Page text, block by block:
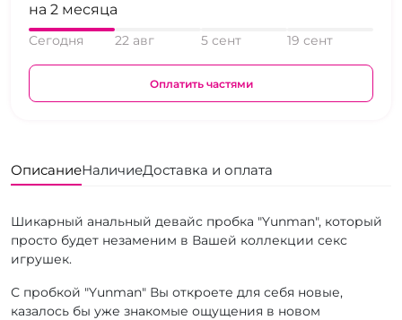
на 2 месяца
Сегодня 22 авг 5 сент 19 сент
Оплатить частями
ОписаниеНаличиеДоставка и оплата
Шикарный анальный девайс пробка "Yunman", который
просто будет незаменим в Вашей коллекции секс
игрушек.
С пробкой "Yunman" Вы откроете для себя новые,
казалось бы уже знакомые ощущения в новом